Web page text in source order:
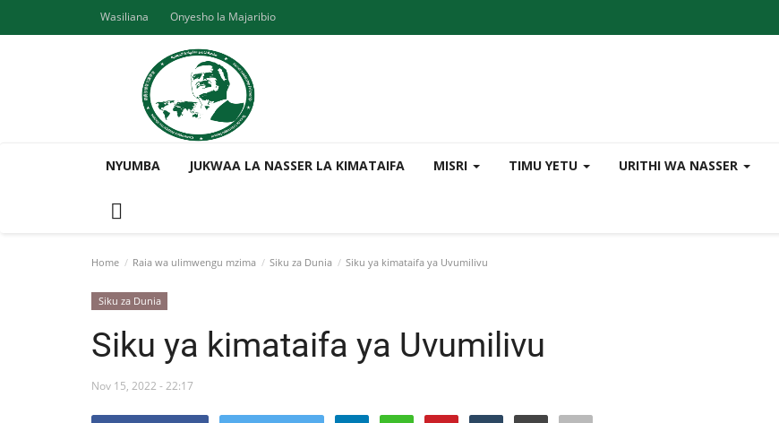
Wasiliana Onyesho la Majaribio
NYUMBA JUKWAA LA NASSER LA KIMATAIFA MISRI TIMU YETU URITHI WA NASSER
Home Raia wa ulimwengu mzima Siku za Dunia Siku ya kimataifa ya Uvumilivu
Siku za Dunia
Siku ya kimataifa ya Uvumilivu
Nov 15, 2022 - 22:17